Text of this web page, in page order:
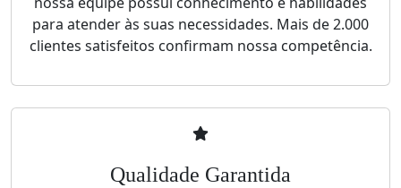
para atender às suas necessidades. Mais de 2.000
clientes satisfeitos confirmam nossa competência.
Qualidade Garantida